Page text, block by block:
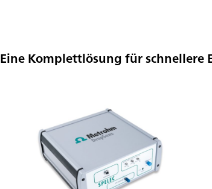
Eine Komplettlösung für schnellere